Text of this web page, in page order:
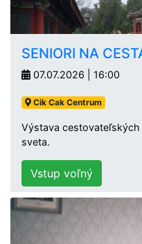
SENIORI NA
07.07.2026 | 16:00
Cik Cak Centrum
Výstava
sveta.
Vstup voľný